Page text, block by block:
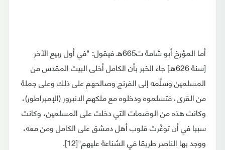
أما المؤرخ أبو شامة ت665هـ فيقول: "في أول ربيع الآخر
[سنة 626هـ] جاء الخبر بأن الكامل أخلى البيت المقدس من
المسلمين وسلّمه إلى الفرنج وصالحهم على ذلك وعلى جملة
من القرى، فتسلموه ودخلوه مع ملكهم الانبرور (الإمبراطور)،
وكانت هذه من الوصَمات التي دخلت على المسلمين، وكانت
سببا في أن توغّرت قلوب أهل دمشق على الكامل ومن معه،
ووجد بها الناصر طريقا في الشناعة عليهم"[12].